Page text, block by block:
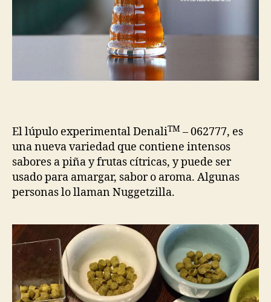
El lúpulo experimental DenaliTM – 062777, es
una nueva variedad que contiene intensos
sabores a piña y frutas cítricas, y puede ser
usado para amargar, sabor o aroma. Algunas
personas lo llaman Nuggetzilla.